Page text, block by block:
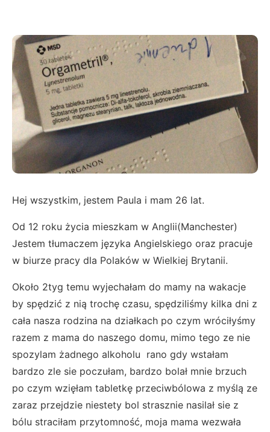
Hej wszystkim, jestem Paula i mam 26 lat.
Od 12 roku życia mieszkam w Anglii(Manchester)
Jestem tłumaczem języka Angielskiego oraz pracuje
w biurze pracy dla Polaków w Wielkiej Brytanii.
Około 2tyg temu wyjechałam do mamy na wakacje
by spędzić z nią trochę czasu, spędziliśmy kilka dni z
cała nasza rodzina na działkach po czym wróciłyśmy
razem z mama do naszego domu, mimo tego ze nie
spozylam żadnego alkoholu rano gdy wstałam
bardzo zle sie poczułam, bardzo bolał mnie brzuch
po czym wzięłam tabletkę przeciwbólowa z myślą ze
zaraz przejdzie niestety bol strasznie nasilał sie z
bólu straciłam przytomność, moja mama wezwała